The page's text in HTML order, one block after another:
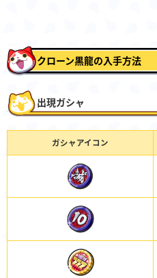
クローン黒龍の入手方法
出現ガシャ
ガシャアイコン